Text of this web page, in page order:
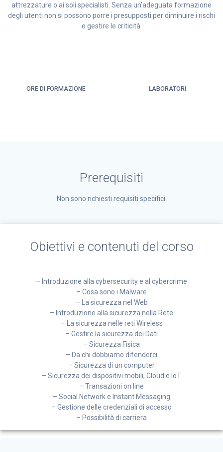
attrezzature o ai soli specialisti. Senza un’adeguata formazione
degli utenti non si possono porre i presupposti per diminuire i rischi
e gestire le criticità.
ORE DI FORMAZIONE LABORATORI
Prerequisiti
Non sono richiesti requisiti specifici.
Obiettivi e contenuti del corso
– Introduzione alla cybersecurity e al cybercrime
– Cosa sono i Malware
– La sicurezza nel Web
– Introduzione alla sicurezza nella Rete
– La sicurezza nelle reti Wireless
– Gestire la sicurezza dei Dati
– Sicurezza Fisica
– Da chi dobbiamo difenderci
– Sicurezza di un computer
– Sicurezza dei dispositivi mobili, Cloud e IoT
– Transazioni on line
– Social Network e Instant Messaging
– Gestione delle credenziali di accesso
– Possibilità di carriera